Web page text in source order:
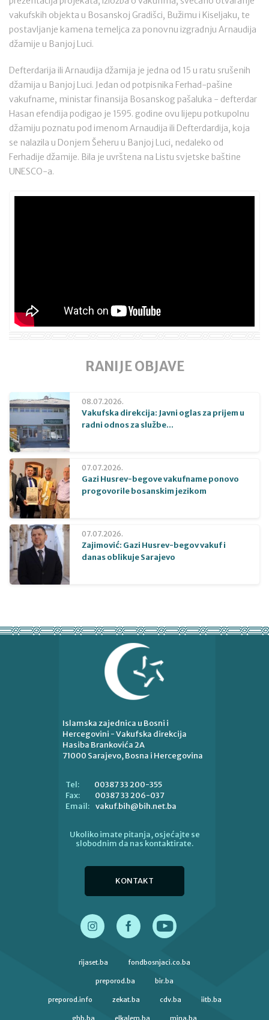
vakufskih objekta u Bosanskoj Gradišci, Bužimu i Kiseljaku, te
postavljanje kamena temeljca za ponovnu izgradnju Arnaudija
džamije u Banjoj Luci.
Defterdarija ili Arnaudija džamija je jedna od 15 u ratu srušenih
džamija u Banjoj Luci. Jedan od potpisnika Ferhad-pašine
vakufname, ministar finansija Bosanskog pašaluka - defterdar
Hasan efendija podigao je 1595. godine ovu lijepu potkupolnu
džamiju poznatu pod imenom Arnaudija ili Defterdardija, koja
se nalazila u Donjem Šeheru u Banjoj Luci, nedaleko od
Ferhadije džamije. Bila je uvrštena na Listu svjetske baštine
UNESCO-a.
RANIJE OBJAVE
08.07.2026.
Vakufska direkcija: Javni oglas za prijem u
radni odnos za službe...
07.07.2026.
Gazi Husrev-begove vakufname ponovo
progovorile bosanskim jezikom
07.07.2026.
Zajimović: Gazi Husrev-begov vakuf i
danas oblikuje Sarajevo
Islamska zajednica u Bosni i
Hercegovini - Vakufska direkcija
Hasiba Brankovića 2A
71000 Sarajevo, Bosna i Hercegovina
Tel:
00387 33 200-355
Fax:
00387 33 206-037
Email: vakuf.bih@bih.net.ba
Ukoliko imate pitanja, osjećajte se
slobodnim da nas kontaktirate.
KONTAKT
rijaset.ba fondbosnjaci.co.ba
preporod.ba bir.ba
preporod.info zekat.ba cdv.ba iitb.ba
ghb.ba elkalem.ba mina.ba